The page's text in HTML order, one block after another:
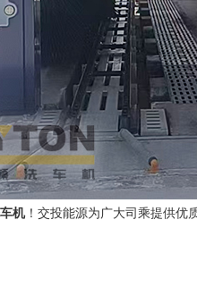
机！交投能源为广大司乘提供优